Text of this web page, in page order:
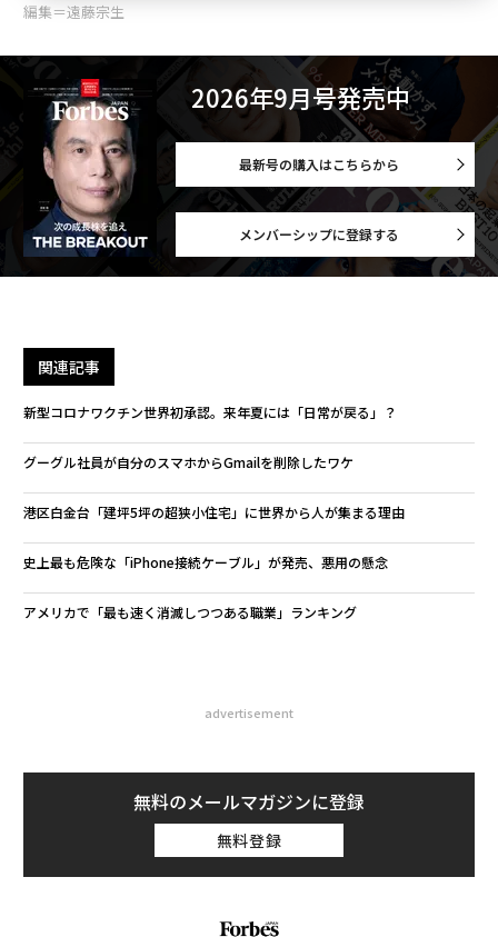
編集＝遠藤宗生
2026年9月号発売中
最新号の購入はこちらから
メンバーシップに登録する
関連記事
新型コロナワクチン世界初承認。来年夏には「日常が戻る」？
グーグル社員が自分のスマホからGmailを削除したワケ
港区白金台「建坪5坪の超狭小住宅」に世界から人が集まる理由
史上最も危険な「iPhone接続ケーブル」が発売、悪用の懸念
アメリカで「最も速く消滅しつつある職業」ランキング
advertisement
無料のメールマガジンに登録
無料登録